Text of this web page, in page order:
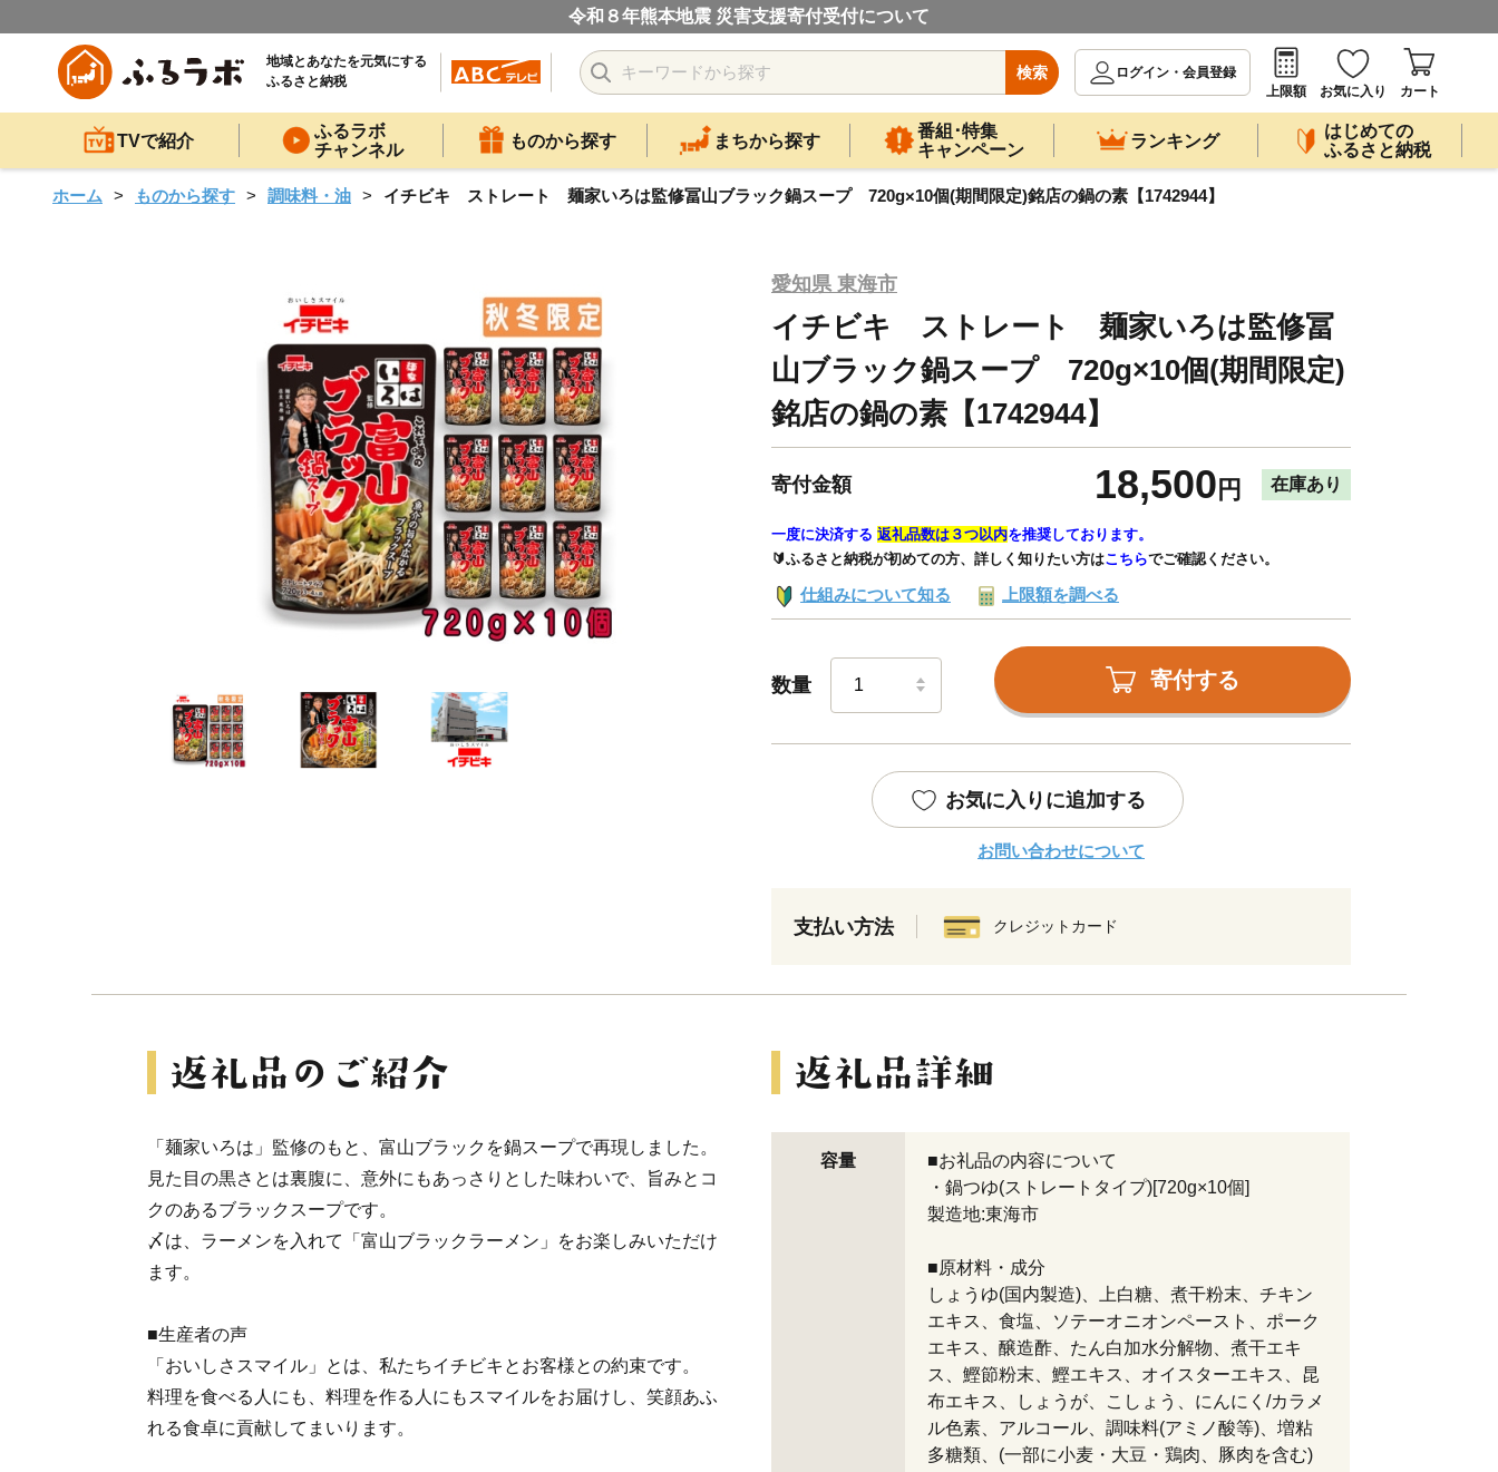
令和８年熊本地震 災害支援寄付受付について
地域とあなたを元気にする
ふるさと納税
検索
ログイン・会員登録
上限額
お気に入り カート
TVで紹介
ふるラボ
チャンネル
ものから探す まちから探す
番組･特集
キャンペーン
ランキング
はじめての
ふるさと納税
ホーム ものから探す 調味料・油 イチビキ ストレート 麺家いろは監修冨山ブラック鍋スープ 720g×10個(期間限定)銘店の鍋の素【1742944】
愛知県 東海市
イチビキ ストレート 麺家いろは監修冨
山ブラック鍋スープ 720g×10個(期間限定)
銘店の鍋の素【1742944】
寄付金額 18,500 円 在庫あり
一度に決済する 返礼品数は３つ以内を推奨しております。
🔰ふるさと納税が初めての方、詳しく知りたい方はこちらでご確認ください。
仕組みについて知る 上限額を調べる
数量 寄付する
お気に入りに追加する
お問い合わせについて
支払い方法 クレジットカード
「麺家いろは」監修のもと、富山ブラックを鍋スープで再現しました。
見た目の黒さとは裏腹に、意外にもあっさりとした味わいで、旨みとコ
クのあるブラックスープです。
〆は、ラーメンを入れて「富山ブラックラーメン」をお楽しみいただけ
ます。
■生産者の声
「おいしさスマイル」とは、私たちイチビキとお客様との約束です。
料理を食べる人にも、料理を作る人にもスマイルをお届けし、笑顔あふ
れる食卓に貢献してまいります。
容量
■お礼品の内容について
・鍋つゆ(ストレートタイプ)[720g×10個]
製造地:東海市
■原材料・成分
しょうゆ(国内製造)、上白糖、煮干粉末、チキン
エキス、食塩、ソテーオニオンペースト、ポーク
エキス、醸造酢、たん白加水分解物、煮干エキ
ス、鰹節粉末、鰹エキス、オイスターエキス、昆
布エキス、しょうが、こしょう、にんにく/カラメ
ル色素、アルコール、調味料(アミノ酸等)、増粘
多糖類、(一部に小麦・大豆・鶏肉、豚肉を含む)